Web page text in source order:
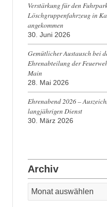
Verstärkung für den
Löschgruppenfahrzeug in
angekommen
30. Juni 2026
Gemütlicher Austausch bei
Ehrenabteilung der
Main
28. Mai 2026
Ehrenabend 2026 –
langjährigen Dienst
30. März 2026
Archiv